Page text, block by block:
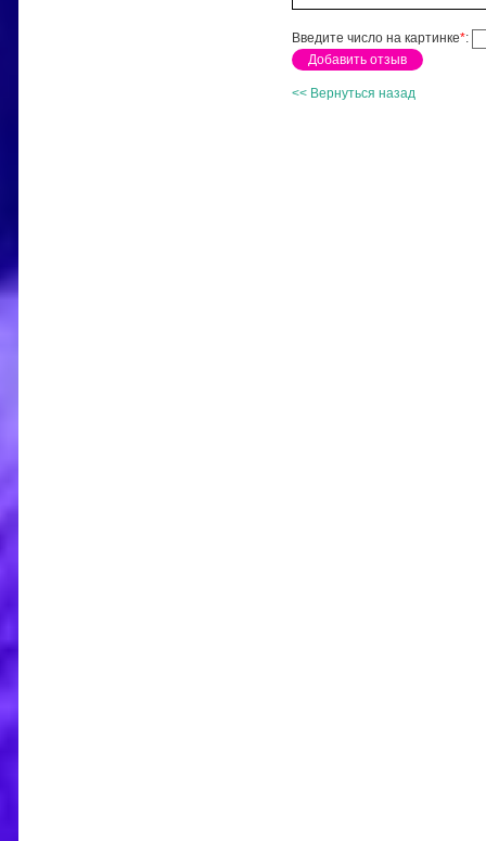
Введите число на картинке*:
<< Вернуться назад